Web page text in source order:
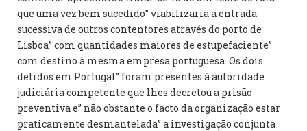
que uma vez bem sucedido” viabilizaria a entrada
sucessiva de outros contentores através do porto de
Lisboa” com quantidades maiores de estupefaciente”
com destino à mesma empresa portuguesa. Os dois
detidos em Portugal” foram presentes à autoridade
judiciária competente que lhes decretou a prisão
preventiva e” não obstante o facto da organização estar
praticamente desmantelada” a investigação conjunta